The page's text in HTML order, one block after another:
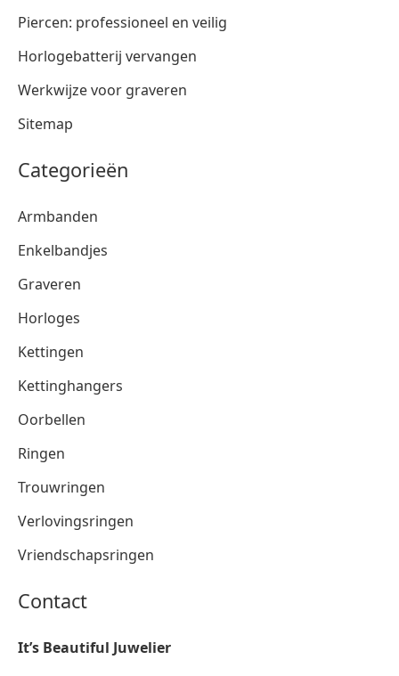
Piercen: professioneel en veilig
Horlogebatterij vervangen
Werkwijze voor graveren
Sitemap
Categorieën
Armbanden
Enkelbandjes
Graveren
Horloges
Kettingen
Kettinghangers
Oorbellen
Ringen
Trouwringen
Verlovingsringen
Vriendschapsringen
Contact
It’s Beautiful Juwelier